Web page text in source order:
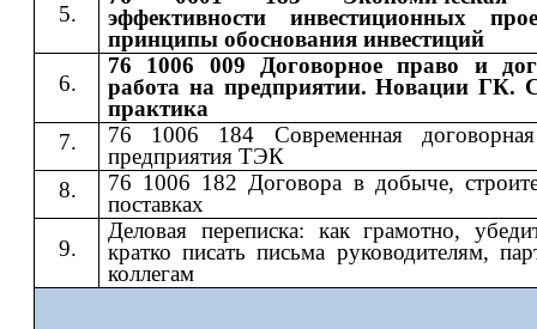
эффективности инвестиционных
принципы обоснования инвестиций
76 1006 009 Договорное право и
работа на предприятии. Новации ГК.
практика
76 1006 184 Современная
предприятия ТЭК
76 1006 182 Договора в добыче,
поставках
Деловая переписка: как грамотно,
кратко писать письма руководителям,
коллегам